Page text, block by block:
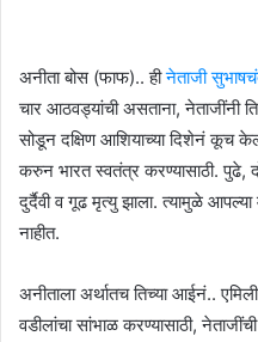
अनीता बोस (फाफ).. हीनेताजी
चार आठवड्यांची असताना, नेताजींनी
सोडून दक्षिण आशियाच्या दिशेनं कूच
करुन भारत स्वतंत्र करण्यासाठी. पुढे,
दुर्दैवी व गूढ मृत्यु झाला. त्यामुळे
नाहीत.
अनीताला अर्थातच तिच्या आईनं..
वडीलांचा सांभाळ करण्यासाठी,